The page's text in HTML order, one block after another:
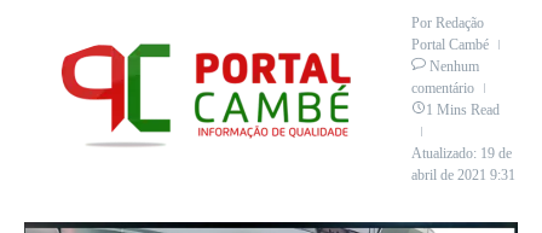
Por Redação
Portal Cambé
Nenhum
comentário
1 Mins Read
Atualizado: 19 de
abril de 2021 9:31